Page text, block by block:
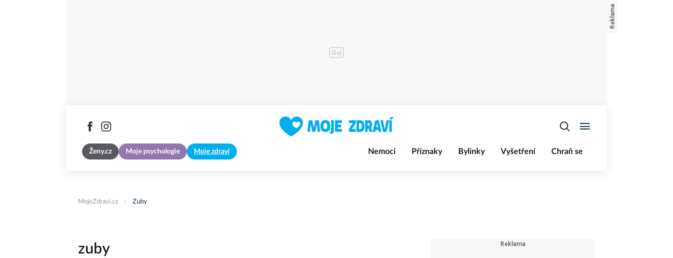
Ženy.cz Moje psychologie Moje zdraví Nemoci Příznaky Bylinky Vyšetření Chraň se
MojeZdravi.cz Zuby
zuby